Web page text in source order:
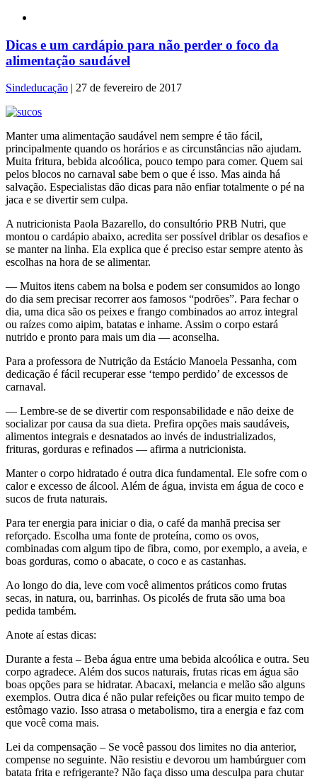
Dicas e um cardápio para não perder o foco da
alimentação saudável
Sindeducação | 27 de fevereiro de 2017
Manter uma alimentação saudável nem sempre é tão fácil,
principalmente quando os horários e as circunstâncias não ajudam.
Muita fritura, bebida alcoólica, pouco tempo para comer. Quem sai
pelos blocos no carnaval sabe bem o que é isso. Mas ainda há
salvação. Especialistas dão dicas para não enfiar totalmente o pé na
jaca e se divertir sem culpa.
A nutricionista Paola Bazarello, do consultório PRB Nutri, que
montou o cardápio abaixo, acredita ser possível driblar os desafios e
se manter na linha. Ela explica que é preciso estar sempre atento às
escolhas na hora de se alimentar.
— Muitos itens cabem na bolsa e podem ser consumidos ao longo
do dia sem precisar recorrer aos famosos “podrões”. Para fechar o
dia, uma dica são os peixes e frango combinados ao arroz integral
ou raízes como aipim, batatas e inhame. Assim o corpo estará
nutrido e pronto para mais um dia — aconselha.
Para a professora de Nutrição da Estácio Manoela Pessanha, com
dedicação é fácil recuperar esse ‘tempo perdido’ de excessos de
carnaval.
— Lembre-se de se divertir com responsabilidade e não deixe de
socializar por causa da sua dieta. Prefira opções mais saudáveis,
alimentos integrais e desnatados ao invés de industrializados,
frituras, gorduras e refinados — afirma a nutricionista.
Manter o corpo hidratado é outra dica fundamental. Ele sofre com o
calor e excesso de álcool. Além de água, invista em água de coco e
sucos de fruta naturais.
Para ter energia para iniciar o dia, o café da manhã precisa ser
reforçado. Escolha uma fonte de proteína, como os ovos,
combinadas com algum tipo de fibra, como, por exemplo, a aveia, e
boas gorduras, como o abacate, o coco e as castanhas.
Ao longo do dia, leve com você alimentos práticos como frutas
secas, in natura, ou, barrinhas. Os picolés de fruta são uma boa
pedida também.
Anote aí estas dicas:
Durante a festa – Beba água entre uma bebida alcoólica e outra. Seu
corpo agradece. Além dos sucos naturais, frutas ricas em água são
boas opções para se hidratar. Abacaxi, melancia e melão são alguns
exemplos. Outra dica é não pular refeições ou ficar muito tempo de
estômago vazio. Isso atrasa o metabolismo, tira a energia e faz com
que você coma mais.
Lei da compensação – Se você passou dos limites no dia anterior,
compense no seguinte. Não resistiu e devorou um hambúrguer com
batata frita e refrigerante? Não faça disso uma desculpa para chutar